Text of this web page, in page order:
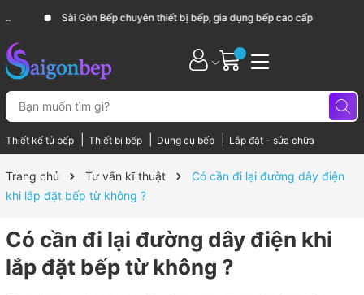
Sài Gòn Bếp chuyên thiết bị bếp, gia dụng bếp cao cấp
Thiết kế tủ bếp Thiết bị bếp Dụng cụ bếp Lắp đặt - sửa chữa
Trang chủ Tư vấn kĩ thuật
Có cần đi lại đường dây điện
khi lắp đặt bếp từ không ?
Có cần đi lại đường dây điện khi
lắp đặt bếp từ không ?